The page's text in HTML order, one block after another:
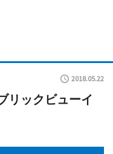
2018.05.22
リックビューイ